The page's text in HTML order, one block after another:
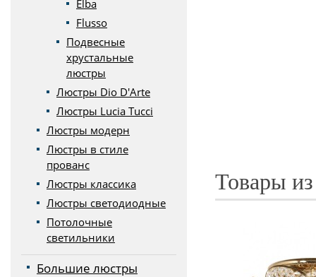
Elba
Flusso
Подвесные
хрустальные
люстры
Люстры Dio D'Arte
Люстры Lucia Tucci
Люстры модерн
Люстры в стиле
прованс
Люстры классика
Люстры светодиодные
Потолочные
светильники
Большие люстры
Товары